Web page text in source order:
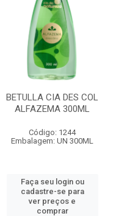
BETULLA CIA DES COL
ALFAZEMA 300ML
Código: 1244
Embalagem: UN 300ML
Faça seu login ou
cadastre-se para
ver preços e
comprar